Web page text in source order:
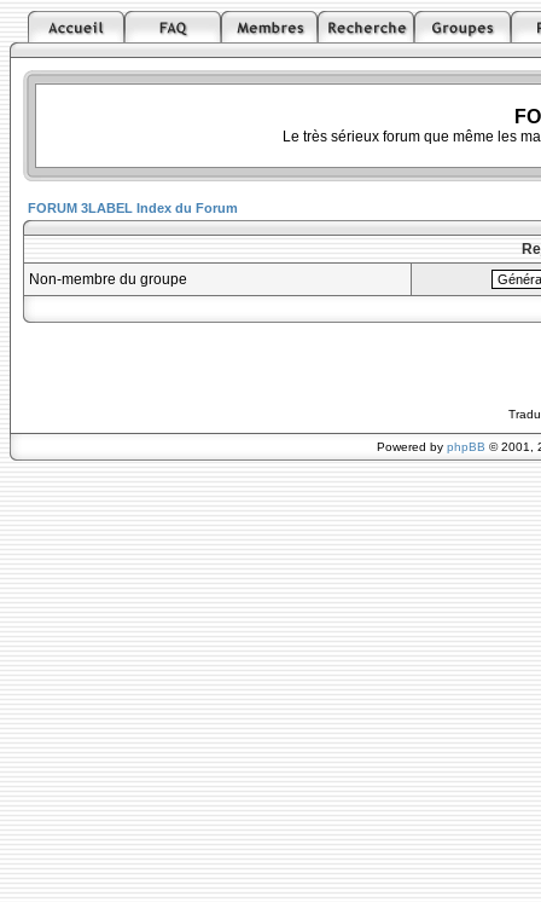
Le très sérieux forum que même les
FORUM 3LABEL Index du Forum
Non-membre du groupe
Powered by phpBB © 2001,